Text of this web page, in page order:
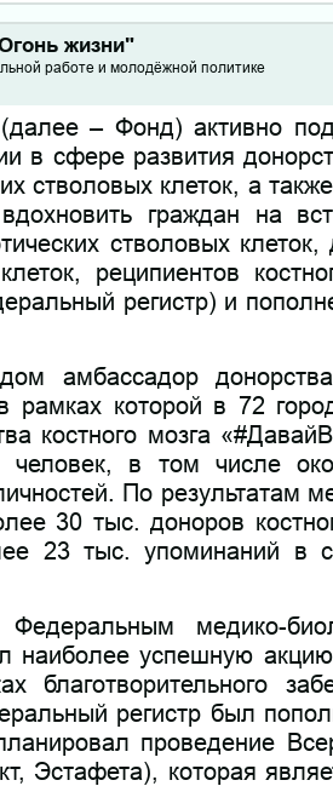
жизни"
работе и молодёжной политике
– Фонд) активно
в сфере развития
стволовых клеток, а
граждан на
стволовых клеток,
реципиентов
регистр) и
амбассадор
рамках которой в 72
костного мозга
человек, в том числе
По результатам
30 тыс. доноров
23 тыс. упоминаний в
медико-
наиболее успешную
благотворительного
регистр был
проведение
Эстафета), которая